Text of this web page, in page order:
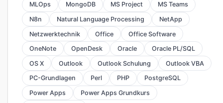
MLOps
MongoDB MS Project
MS Teams
N8n
Natural Language Processing
NetApp
Netzwerktechnik
Office
Office Software
OneNote
OpenDesk Oracle
Oracle PL/SQL
OS X
Outlook Outlook Schulung
Outlook VBA
PC-Grundlagen
Perl PHP
PostgreSQL
Power Apps
Power Apps Grundkurs